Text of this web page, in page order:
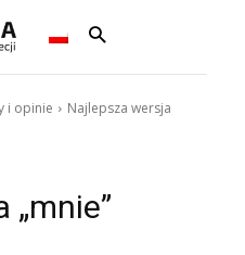
i opinie
Najlepsza wersja
„mnie”